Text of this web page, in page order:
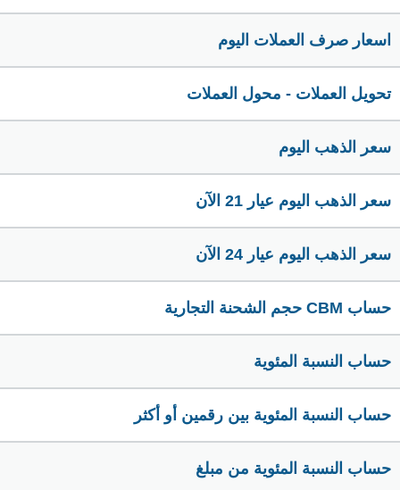
اسعار صرف العملات اليوم
تحويل العملات - محول العملات
سعر الذهب اليوم
سعر الذهب اليوم عيار 21 الآن
سعر الذهب اليوم عيار 24 الآن
حساب CBM حجم الشحنة التجارية
حساب النسبة المئوية
حساب النسبة المئوية بين رقمين أو أكثر
حساب النسبة المئوية من مبلغ